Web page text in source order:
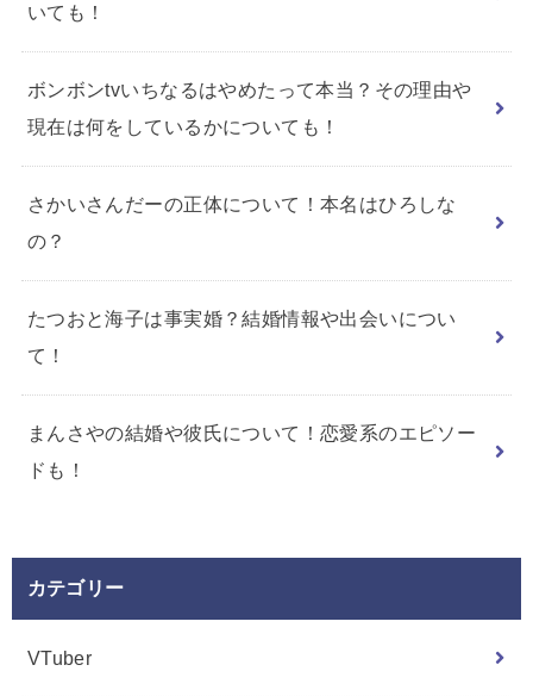
いても！
ボンボンtvいちなるはやめたって本当？その理由や
現在は何をしているかについても！
さかいさんだーの正体について！本名はひろしな
の？
たつおと海子は事実婚？結婚情報や出会いについ
て！
まんさやの結婚や彼氏について！恋愛系のエピソー
ドも！
カテゴリー
VTuber